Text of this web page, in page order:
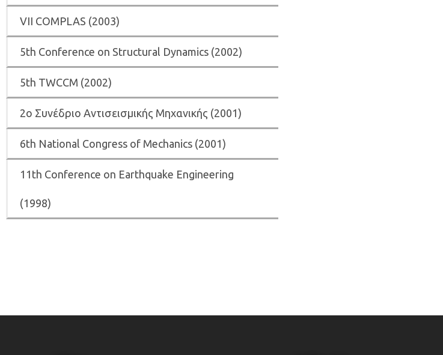
VII COMPLAS (2003)
5th Conference on Structural Dynamics (2002)
5th ΤWCCM (2002)
2ο Συνέδριο Αντισεισμικής Μηχανικής (2001)
6th National Congress of Mechanics (2001)
11th Conference on Earthquake Engineering
(1998)